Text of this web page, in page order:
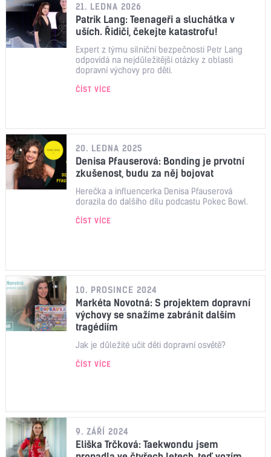
21. LEDNA 2026
Patrik Lang: Teenageři a sluchátka v
uších. Řidiči, čekejte katastrofu!
Expert z týmu silniční bezpečnosti Petr Lang
odpovídá na nejdůležitější otázky z oblasti
dopravní výchovy pro děti.
ČÍST VÍCE
20. LEDNA 2025
Denisa Pfauserová: Bonding je prvotní
zkušenost, budu za něj bojovat
Herečka a influencerka Denisa Pfauserová
dorazila do dalšího dílu podcastu Pokec Bowl.
ČÍST VÍCE
10. PROSINCE 2024
Markéta Novotná: S projektem dopravní
výchovy se snažíme zabránit dalším
tragédiím
Jak je důležité učit děti dopravní osvětě?
ČÍST VÍCE
9. ZÁŘÍ 2024
Eliška Trčková: Taekwondu jsem